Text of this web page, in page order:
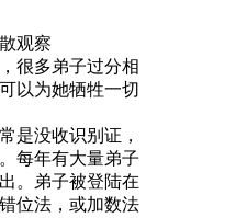
观察
很多弟子过分相
以为她牺牲一切
是没收识别证，
每年有大量弟子
。弟子被登陆在
位法，或加数法